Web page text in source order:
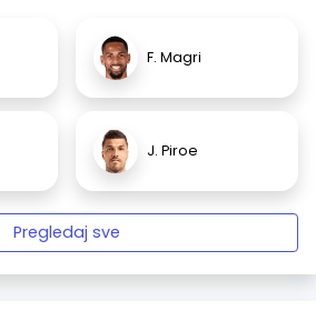
F. Magri
J. Piroe
Pregledaj sve